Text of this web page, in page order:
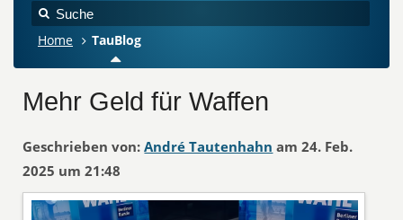
Home TauBlog
Mehr Geld für Waffen
Geschrieben von: André Tautenhahn am 24. Feb.
2025 um 21:48